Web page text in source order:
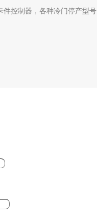
件控制器，各种冷门停产型号